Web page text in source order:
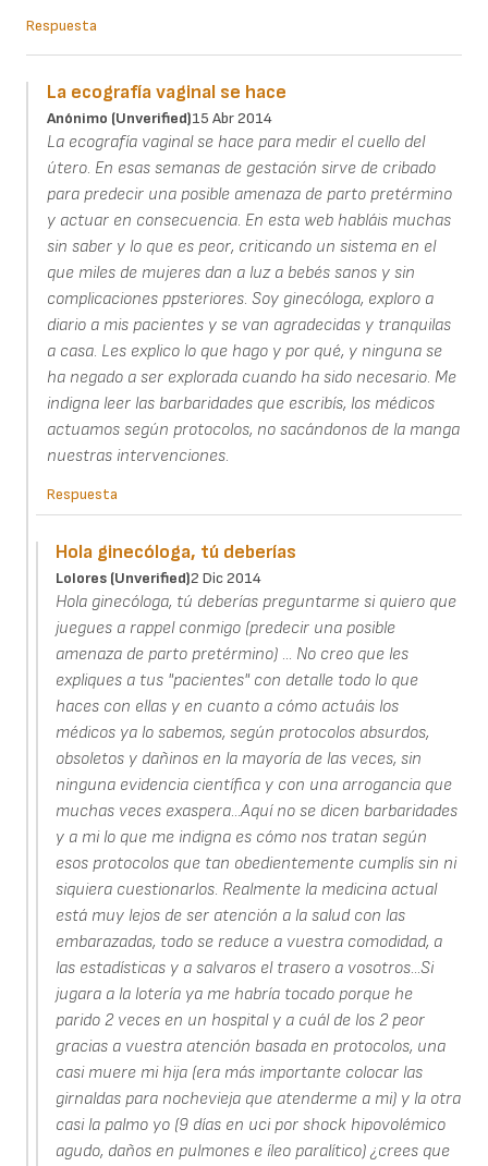
Respuesta
La ecografía vaginal se hace
Anónimo (unverified)15 Abr 2014
La ecografía vaginal se hace para medir el cuello del
útero. En esas semanas de gestación sirve de cribado
para predecir una posible amenaza de parto pretérmino
y actuar en consecuencia. En esta web habláis muchas
sin saber y lo que es peor, criticando un sistema en el
que miles de mujeres dan a luz a bebés sanos y sin
complicaciones ppsteriores. Soy ginecóloga, exploro a
diario a mis pacientes y se van agradecidas y tranquilas
a casa. Les explico lo que hago y por qué, y ninguna se
ha negado a ser explorada cuando ha sido necesario. Me
indigna leer las barbaridades que escribís, los médicos
actuamos según protocolos, no sacándonos de la manga
nuestras intervenciones.
Respuesta
Hola ginecóloga, tú deberías
Lolores (unverified)2 Dic 2014
Hola ginecóloga, tú deberías preguntarme si quiero que
juegues a rappel conmigo (predecir una posible
amenaza de parto pretérmino) ... No creo que les
expliques a tus "pacientes" con detalle todo lo que
haces con ellas y en cuanto a cómo actuáis los
médicos ya lo sabemos, según protocolos absurdos,
obsoletos y dañinos en la mayoría de las veces, sin
ninguna evidencia científica y con una arrogancia que
muchas veces exaspera...Aquí no se dicen barbaridades
y a mi lo que me indigna es cómo nos tratan según
esos protocolos que tan obedientemente cumplís sin ni
siquiera cuestionarlos. Realmente la medicina actual
está muy lejos de ser atención a la salud con las
embarazadas, todo se reduce a vuestra comodidad, a
las estadísticas y a salvaros el trasero a vosotros...Si
jugara a la lotería ya me habría tocado porque he
parido 2 veces en un hospital y a cuál de los 2 peor
gracias a vuestra atención basada en protocolos, una
casi muere mi hija (era más importante colocar las
girnaldas para nochevieja que atenderme a mi) y la otra
casi la palmo yo (9 días en uci por shock hipovolémico
agudo, daños en pulmones e íleo paralítico) ¿crees que